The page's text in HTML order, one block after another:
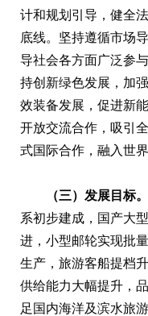
计和规划引导，健全
底线。坚持遵循市场
导社会各方面广泛参
持创新绿色发展，加
效装备发展，促进新
开放交流合作，吸引
式国际合作，融入世
（三）发展目标。
系初步建成，国产大
进，小型邮轮实现批
生产，旅游客船提档
供给能力大幅提升，
足国内海洋及滨水旅